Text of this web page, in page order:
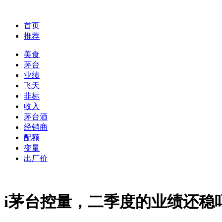
首页
推荐
美食
茅台
业绩
飞天
非标
收入
茅台酒
经销商
配额
变量
出厂价
i茅台控量，二季度的业绩还稳